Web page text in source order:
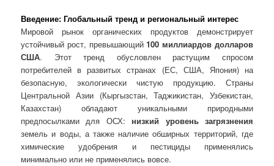
Введение: Глобальный тренд и региональный интерес
Мировой рынок органических продуктов демонстрирует
устойчивый рост, превышающий100 миллиардов долларов
США. Этот тренд обусловлен растущим спросом
потребителей в развитых странах (ЕС, США, Япония) на
безопасную, экологически чистую продукцию. Страны
Центральной Азии (Кыргызстан, Таджикистан, Узбекистан,
Казахстан) обладают уникальными природными
предпосылками для ОСХ: низкий уровень загрязнения
земель и воды, а также наличие обширных территорий, где
химические удобрения и пестициды применялись
минимально или не применялись вовсе.